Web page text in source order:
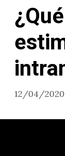
12/04/2020